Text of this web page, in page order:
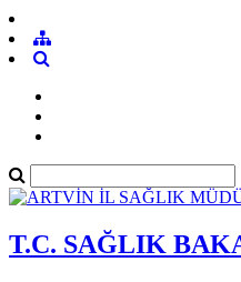
T.C. SAĞLIK